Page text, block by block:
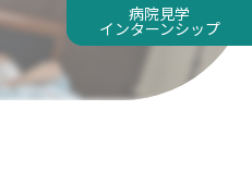
病院見学
インターンシップ
病院見学
インターンシップ